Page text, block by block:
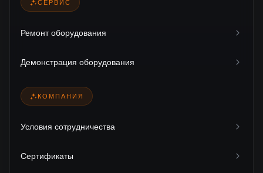
СЕРВИС
Ремонт оборудования
Демонстрация оборудования
КОМПАНИЯ
Условия сотрудничества
Сертификаты